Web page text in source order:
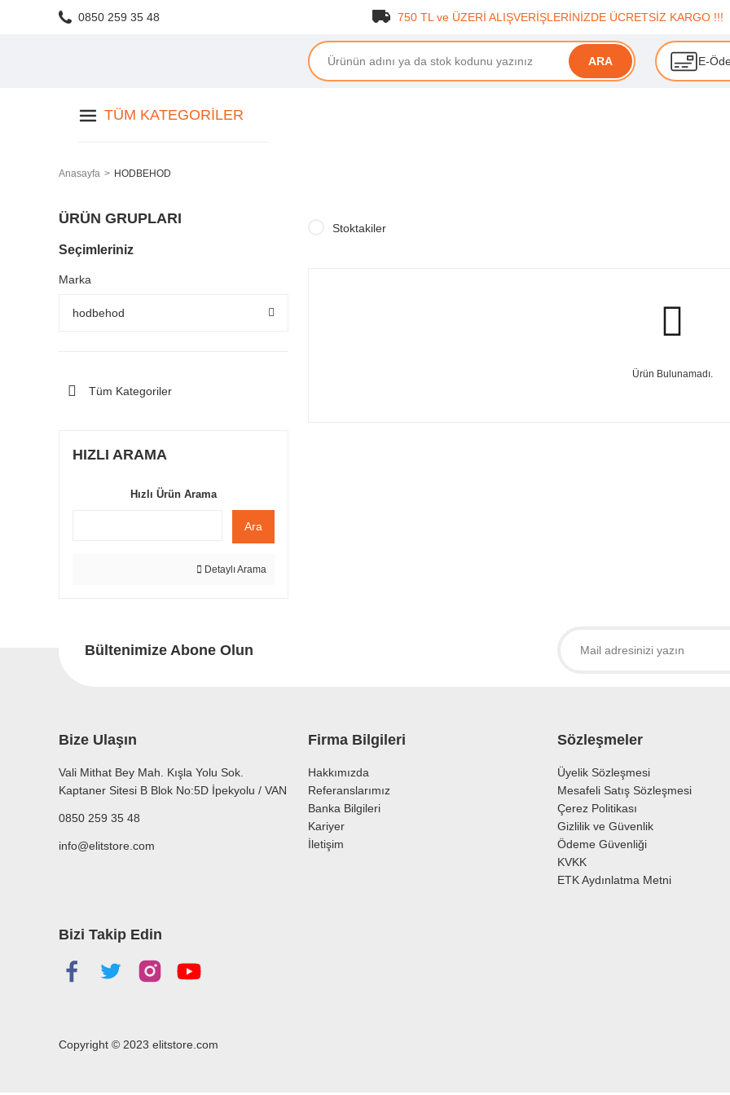
0850 259 35 48 750 TL ve ÜZERİ ALIŞVERİŞLERİNİZDE ÜCRETSİZ KARGO !!!
ARA E-
TÜM KATEGORILER
Anasayfa HODBEHOD
ÜRÜN GRUPLARI
Seçimleriniz
Marka
hodbehod
Tüm Kategoriler
HIZLI ARAMA
Hızlı Ürün Arama
Ara
Detaylı Arama
Stoktakiler
Ürün Bulunamadı.
Bültenimize Abone Olun
Bize Ulaşın
Vali Mithat Bey Mah. Kışla Yolu Sok.
Kaptaner Sitesi B Blok No:5D İpekyolu / VAN
0850 259 35 48
info@elitstore.com
Firma Bilgileri
Hakkımızda
Referanslarımız
Banka Bilgileri
Kariyer
İletişim
Sözleşmeler
Üyelik Sözleşmesi
Mesafeli Satış Sözleşmesi
Çerez Politikası
Gizlilik ve Güvenlik
Ödeme Güvenliği
KVKK
ETK Aydınlatma Metni
Bizi Takip Edin
Copyright © 2023 elitstore.com